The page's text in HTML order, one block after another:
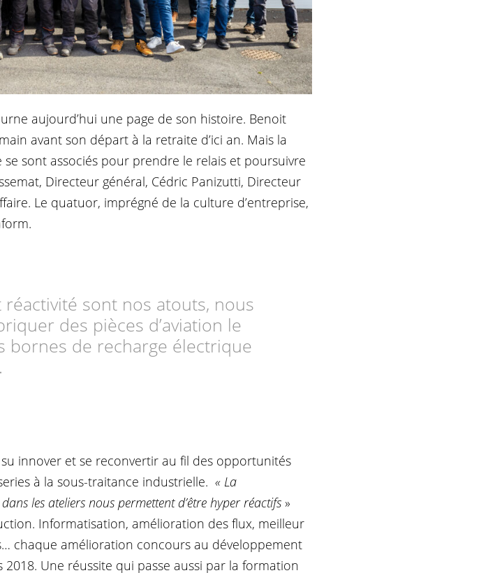
aujourd’hui une page de son histoire. Benoit
avant son départ à la retraite d’ici an. Mais la
sont associés pour prendre le relais et poursuivre
Directeur général, Cédric Panizutti, Directeur
Le quatuor, imprégné de la culture d’entreprise,
réactivité sont nos atouts, nous
des pièces d’aviation le
bornes de recharge électrique
innover et se reconvertir au fil des opportunités
à la sous-traitance industrielle. « La
les ateliers nous permettent d’être hyper réactifs »
Informatisation, amélioration des flux, meilleur
chaque amélioration concours au développement
Une réussite qui passe aussi par la formation